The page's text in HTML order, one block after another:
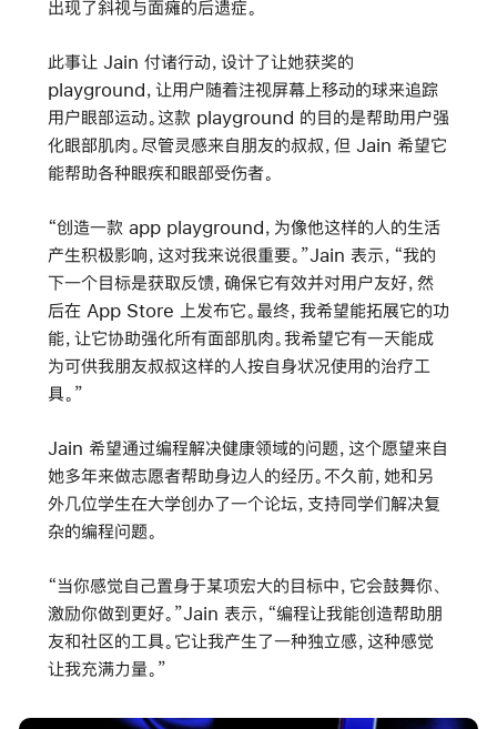
出现了斜视与面瘫的后遗症。
此事让 Jain 付诸行动，设计了让她获奖的
playground，让用户随着注视屏幕上移动的球来追踪
用户眼部运动。这款 playground 的目的是帮助用户强
化眼部肌肉。尽管灵感来自朋友的叔叔，但 Jain 希望它
能帮助各种眼疾和眼部受伤者。
“创造一款 app playground，为像他这样的人的生活
产生积极影响，这对我来说很重要。”Jain 表示，“我的
下一个目标是获取反馈，确保它有效并对用户友好，然
后在 App Store 上发布它。最终，我希望能拓展它的功
能，让它协助强化所有面部肌肉。我希望它有一天能成
为可供我朋友叔叔这样的人按自身状况使用的治疗工
具。”
Jain 希望通过编程解决健康领域的问题，这个愿望来自
她多年来做志愿者帮助身边人的经历。不久前，她和另
外几位学生在大学创办了一个论坛，支持同学们解决复
杂的编程问题。
“当你感觉自己置身于某项宏大的目标中，它会鼓舞你、
激励你做到更好。”Jain 表示，“编程让我能创造帮助朋
友和社区的工具。它让我产生了一种独立感，这种感觉
让我充满力量。”